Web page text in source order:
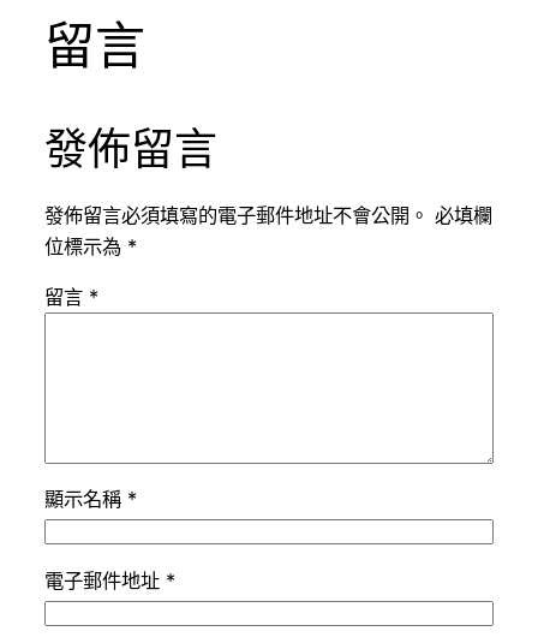
留言
發佈留言
發佈留言必須填寫的電子郵件地址不會公開。 必填欄
位標示為 *
留言 *
顯示名稱 *
電子郵件地址 *